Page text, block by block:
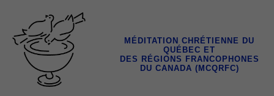
contenu
MÉDITATION CHRÉTIENNE DU
QUÉBEC ET
DES RÉGIONS FRANCOPHONES
DU CANADA (MCQRFC)